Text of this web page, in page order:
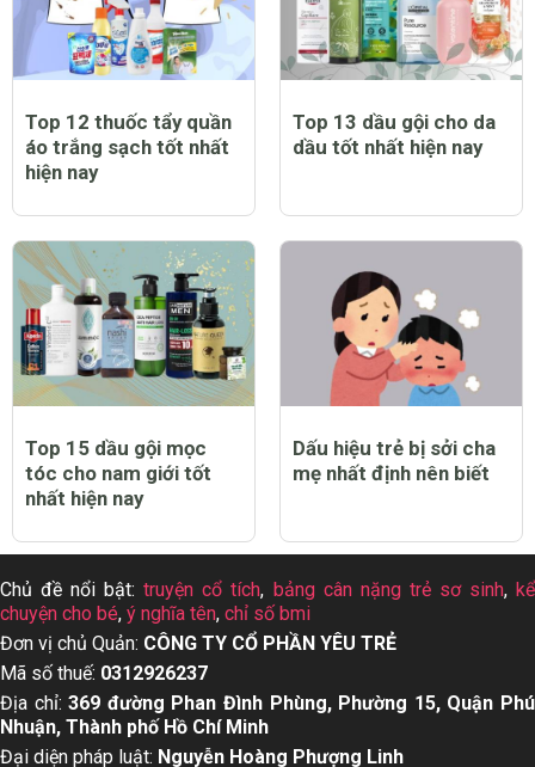
Top 12 thuốc tẩy quần
áo trắng sạch tốt nhất
hiện nay
Top 13 dầu gội cho da
dầu tốt nhất hiện nay
Top 15 dầu gội mọc
tóc cho nam giới tốt
nhất hiện nay
Dấu hiệu trẻ bị sởi cha
mẹ nhất định nên biết
Chủ đề nổi bật:truyện cổ tích, bảng cân nặng trẻ sơ sinh,kể
chuyện cho bé, ý nghĩa tên, chỉ số bmi
Đơn vị chủ Quản: CÔNG TY CỔ PHẦN YÊU TRẺ
Mã số thuế: 0312926237
Địa chỉ:369 đường Phan Đình Phùng, Phường 15, Quận Phú
Nhuận, Thành phố Hồ Chí Minh
Đại diện pháp luật: Nguyễn Hoàng Phượng Linh